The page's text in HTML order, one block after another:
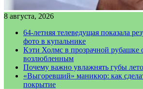
8 августа, 2026
64-летняя телеведущая показала
фото в купальнике
Кэти Холмс в прозрачной рубашке
возлюбленным
Почему важно увлажнять губы
«Выгоревший» маникюр: как
покрытие